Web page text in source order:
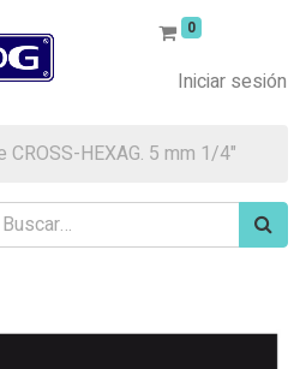
0
Iniciar sesión
CROSS-HEXAG. 5 mm 1/4"